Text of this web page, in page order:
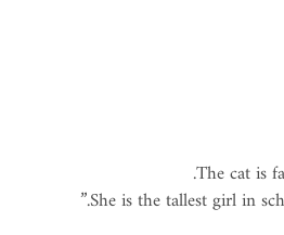
The cat is